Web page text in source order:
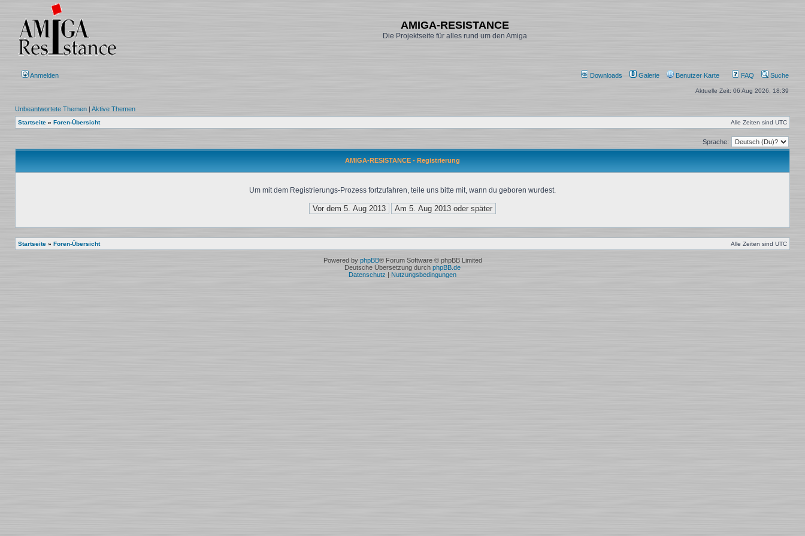
AMIGA-RESISTANCE
Die Projektseite für alles rund um den Amiga
Anmelden Downloads Galerie Benutzer Karte FAQ Suche
Aktuelle Zeit: 06 Aug 2026, 18:39
Unbeantwortete Themen | Aktive Themen
Startseite » Foren-Übersicht Alle Zeiten sind UTC
Sprache:
AMIGA-RESISTANCE - Registrierung
Um mit dem Registrierungs-Prozess fortzufahren, teile uns bitte mit, wann du geboren wurdest.
Startseite » Foren-Übersicht Alle Zeiten sind UTC
Powered by phpBB® Forum Software © phpBB Limited
Deutsche Übersetzung durch phpBB.de
Datenschutz | Nutzungsbedingungen